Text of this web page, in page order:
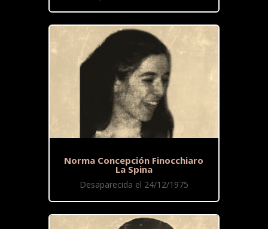
Norma Concepción Finocchiaro
La Spina
Desaparecida el 24/12/1975